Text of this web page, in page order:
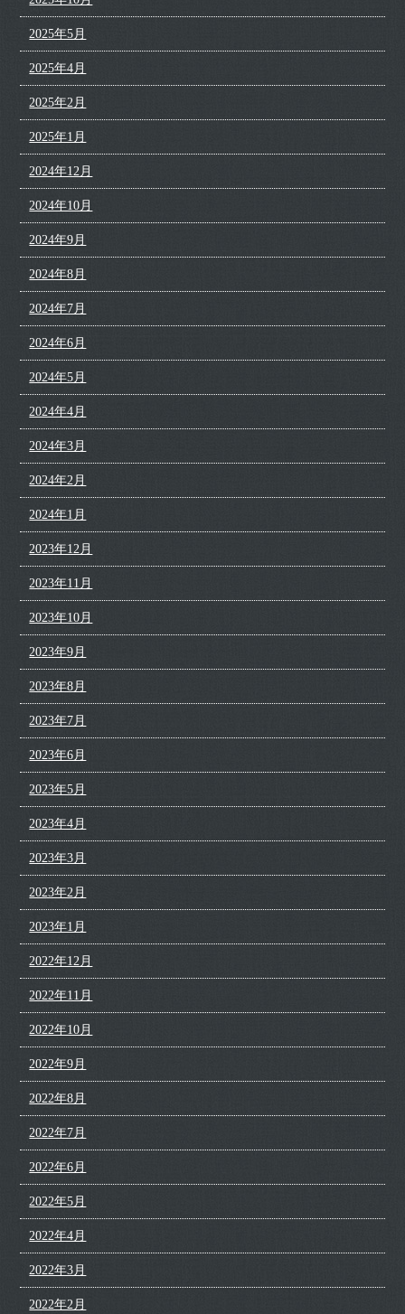
2025年5月
2025年4月
2025年2月
2025年1月
2024年12月
2024年10月
2024年9月
2024年8月
2024年7月
2024年6月
2024年5月
2024年4月
2024年3月
2024年2月
2024年1月
2023年12月
2023年11月
2023年10月
2023年9月
2023年8月
2023年7月
2023年6月
2023年5月
2023年4月
2023年3月
2023年2月
2023年1月
2022年12月
2022年11月
2022年10月
2022年9月
2022年8月
2022年7月
2022年6月
2022年5月
2022年4月
2022年3月
2022年2月